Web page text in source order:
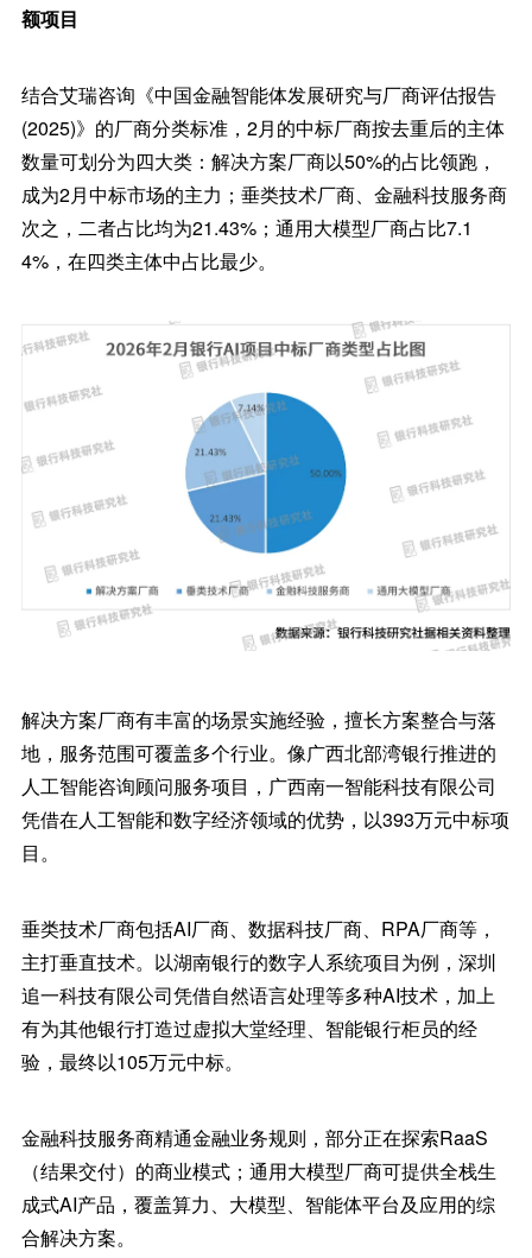
额项目
结合艾瑞咨询《中国金融智能体发展研究与厂商评估报告
(2025)》的厂商分类标准，2月的中标厂商按去重后的主体
数量可划分为四大类：解决方案厂商以50%的占比领跑，
成为2月中标市场的主力；垂类技术厂商、金融科技服务商
次之，二者占比均为21.43%；通用大模型厂商占比7.1
4%，在四类主体中占比最少。
解决方案厂商有丰富的场景实施经验，擅长方案整合与落
地，服务范围可覆盖多个行业。像广西北部湾银行推进的
人工智能咨询顾问服务项目，广西南一智能科技有限公司
凭借在人工智能和数字经济领域的优势，以393万元中标项
目。
垂类技术厂商包括AI厂商、数据科技厂商、RPA厂商等，
主打垂直技术。以湖南银行的数字人系统项目为例，深圳
追一科技有限公司凭借自然语言处理等多种AI技术，加上
有为其他银行打造过虚拟大堂经理、智能银行柜员的经
验，最终以105万元中标。
金融科技服务商精通金融业务规则，部分正在探索RaaS
（结果交付）的商业模式；通用大模型厂商可提供全栈生
成式AI产品，覆盖算力、大模型、智能体平台及应用的综
合解决方案。